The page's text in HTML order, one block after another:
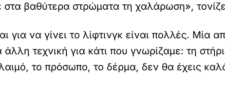
στα βαθύτερα στρώματα τη χαλάρωση»,
για να γίνει το λίφτινγκ είναι πολλές.
άλλη τεχνική για κάτι που γνωρίζαμε: τη
το πρόσωπο, το δέρμα, δεν θα έχεις